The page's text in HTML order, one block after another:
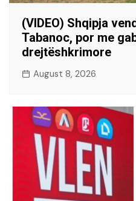
(VIDEO) Shqipja
Tabanoc, por me
drejtëshkrimore
August 8, 2026